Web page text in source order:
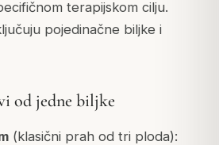
terapijskom cilju.
pojedinačne biljke i
od jedne biljke
(klasični prah od tri ploda):